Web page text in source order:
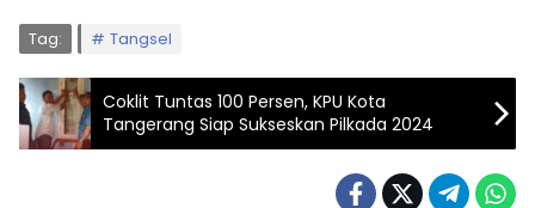
Tag: Tangsel
Coklit Tuntas 100 Persen, KPU Kota
Tangerang Siap Sukseskan Pilkada 2024